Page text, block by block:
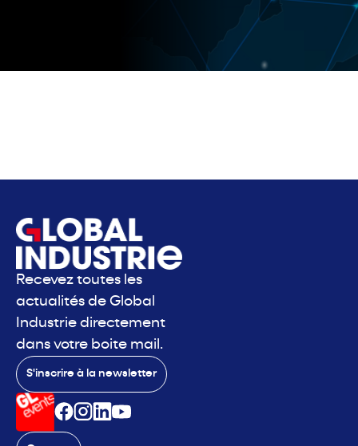
Recevez toutes les
actualités de Global
Industrie directement
dans votre boite mail.
S'inscrire à la newsletter